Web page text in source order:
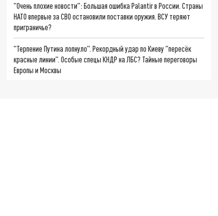
"Очень плохие новости": Большая ошибка Palantir в России. Страны
НАТО впервые за СВО остановили поставки оружия. ВСУ теряют
приграничье?
"Терпение Путина лопнуло". Рекордный удар по Киеву "пересёк
красные линии". Особые спецы КНДР на ЛБС? Тайные переговоры
Европы и Москвы